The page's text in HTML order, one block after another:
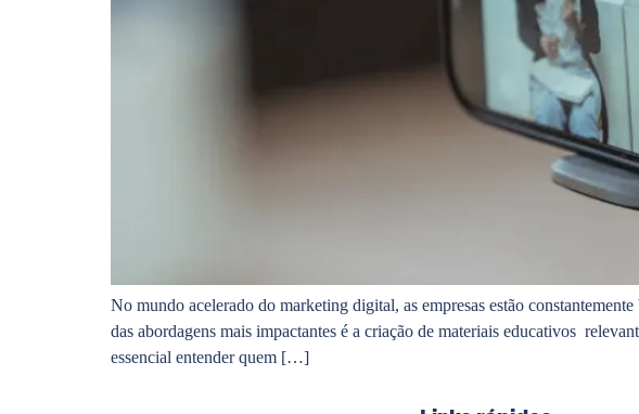
No mundo acelerado do marketing digital, as empresas estão
das abordagens mais impactantes é a criação de materiais educativos
essencial entender quem […]